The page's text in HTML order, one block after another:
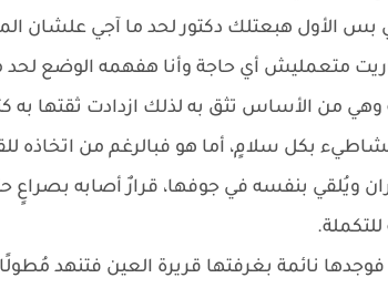
بس الأول هبعتلك دكتور لحد ما آجي علشان
متعمليش أي حاجة وأنا هفهمه الوضع
من الأساس تثق به لذلك ازدادت ثقتها به
بكل سلامٍ، أما هو فبالرغم من اتخاذه
ويُلقي بنفسه في جوفها، قرارٌ أصابه بصراعٍ
نائمة بغرفتها قريرة العين فتنهد